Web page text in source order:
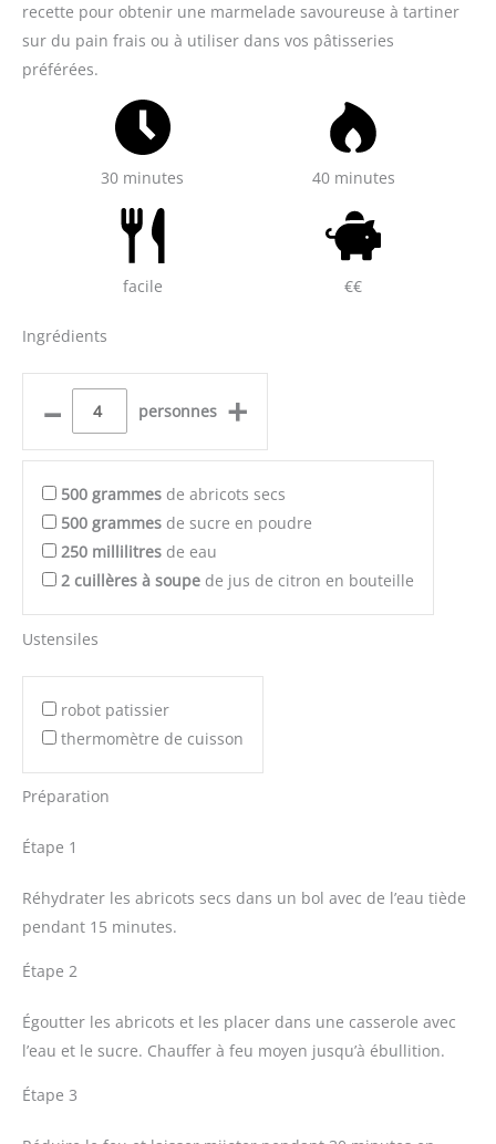
recette pour obtenir une marmelade savoureuse à tartiner
sur du pain frais ou à utiliser dans vos pâtisseries
préférées.
30 minutes 40 minutes
facile €€
Ingrédients
– personnes +
500 grammes de abricots secs
500 grammes de sucre en poudre
250 millilitres de eau
2 cuillères à soupe de jus de citron en bouteille
Ustensiles
robot patissier
thermomètre de cuisson
Préparation
Étape 1
Réhydrater les abricots secs dans un bol avec de l’eau tiède
pendant 15 minutes.
Étape 2
Égoutter les abricots et les placer dans une casserole avec
l’eau et le sucre. Chauffer à feu moyen jusqu’à ébullition.
Étape 3